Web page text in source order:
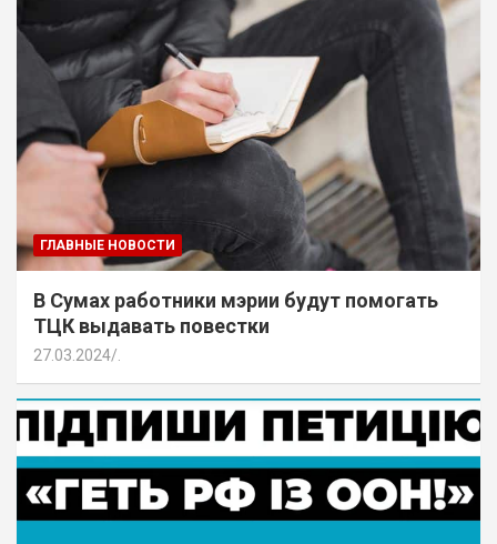
ГЛАВНЫЕ НОВОСТИ
В Сумах работники мэрии будут помогать
ТЦК выдавать повестки
27.03.2024